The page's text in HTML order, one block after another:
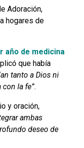
Adoración,
hogares de
año de medicina
que había
tanto a Dios ni
la fe”.
y oración,
ambas
deseo de